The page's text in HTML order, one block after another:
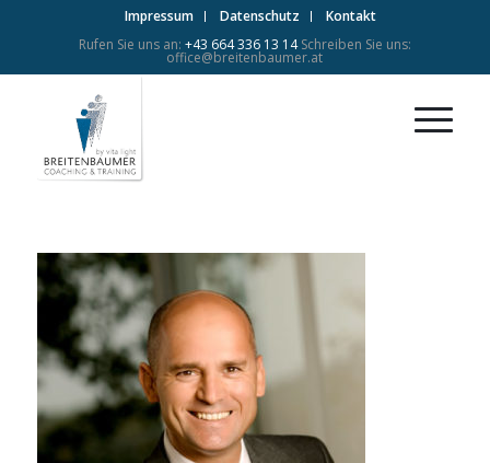
Impressum Datenschutz
Kontakt
Rufen Sie uns an: +43 664 336 13 14Schreiben Sie uns:
office@breitenbaumer.at